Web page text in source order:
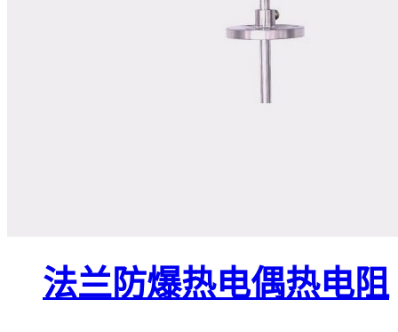
法兰防爆热电偶热电阻